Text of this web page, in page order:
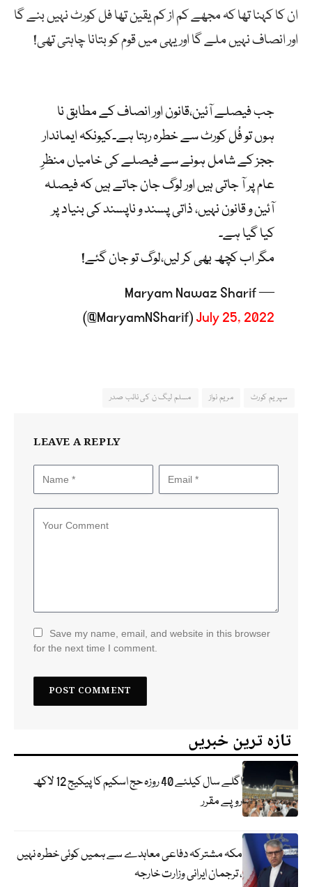
ان کا کہنا تھا کہ مجھے کم از کم یقین تھا فل کورٹ نہیں بنے گا
اور انصاف نہیں ملے گا اور یہی میں قوم کو بتانا چاہتی تھی!
جب فیصلے آئین،قانون اور انصاف کے مطابق نا
ہوں تو فُل کورٹ سے خطرہ رہتا ہے۔کیونکہ ایماندار
ججز کے شامل ہونے سے فیصلے کی خامیاں منظرِ
عام پر آ جاتی ہیں اور لوگ جان جاتے ہیں کہ فیصلہ
آئین و قانون نہیں، ذاتی پسند و ناپسند کی بنیاد پر
کیا گیا ہے۔
مگر اب کچھ بھی کر لیں،لوگ تو جان گئے!
— Maryam Nawaz Sharif
(@MaryamNSharif)July 25, 2022
سپریم کورٹ مریم نواز مسلم لیگ ن کی نائب صدر
LEAVE A REPLY
Save my name, email, and website in this browser
for the next time I comment.
تازہ ترین خبریں
اگلے سال کیلئے 40 روزہ حج اسکیم کا پیکیج 12 لاکھ
روپے مقرر
مکہ مشترکہ دفاعی معاہدے سے ہمیں کوئی خطرہ نہیں
، ترجمان ایرانی وزارت خارجہ